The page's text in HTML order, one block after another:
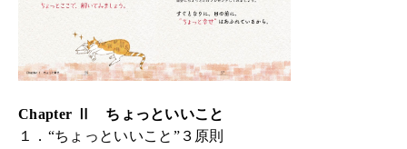
Chapter Ⅱ ちょっといいこと
１．“ちょっといいこと”３原則